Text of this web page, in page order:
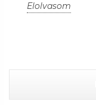
Elolvasom